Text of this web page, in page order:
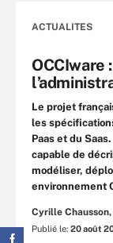
ACTUALITES
OCCIware
Le projet
les
Paas et du
capable de
modéliser,
environnement
Cyrille Chausson,
Publié le: 20 août